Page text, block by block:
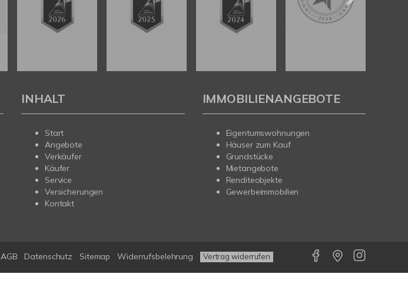
INHALT
Start
Angebote
Verkäufer
Käufer
Service
Versicherungen
Kontakt
IMMOBILIENANGEBOTE
Eigentumswohnungen
Häuser zum Kauf
Grundstücke
Mietangebote
Renditeobjekte
Gewerbeimmobilien
AGB Datenschutz Sitemap Widerrufsbelehrung Vertrag widerrufen